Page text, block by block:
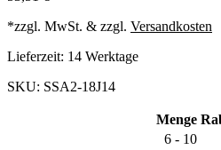
*zzgl. MwSt. & zzgl. Versandkosten
Lieferzeit: 14 Werktage
SKU: SSA2-18J14
Menge
6 - 10